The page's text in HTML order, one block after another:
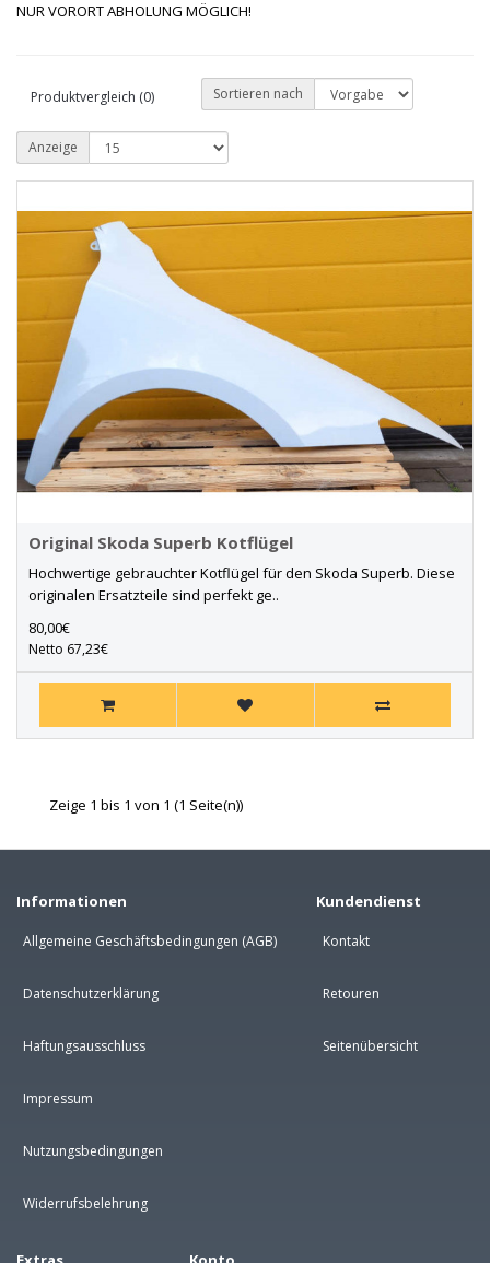
NUR VORORT ABHOLUNG MÖGLICH!
Produktvergleich (0) Sortieren nach
Anzeige
Original Skoda Superb Kotflügel
Hochwertige gebrauchter Kotflügel für den Skoda Superb. Diese
originalen Ersatzteile sind perfekt ge..
80,00€
Netto 67,23€
Zeige 1 bis 1 von 1 (1 Seite(n))
Informationen
Allgemeine Geschäftsbedingungen (AGB)
Datenschutzerklärung
Haftungsausschluss
Impressum
Nutzungsbedingungen
Widerrufsbelehrung
Kundendienst
Kontakt
Retouren
Seitenübersicht